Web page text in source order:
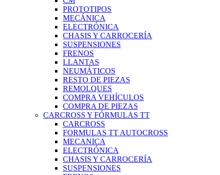
PROTOTIPOS
MECÁNICA
ELECTRÓNICA
CHASIS Y CARROCERÍA
SUSPENSIONES
FRENOS
LLANTAS
NEUMÁTICOS
RESTO DE PIEZAS
REMOLQUES
COMPRA VEHÍCULOS
COMPRA DE PIEZAS
CARCROSS Y FÓRMULAS TT
CARCROSS
FORMULAS TT AUTOCROSS
MECANICA
ELECTRÓNICA
CHASIS Y CARROCERÍA
SUSPENSIONES